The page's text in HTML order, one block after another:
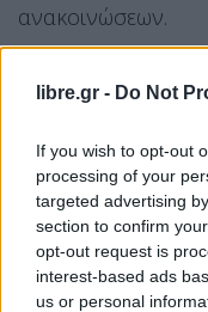
libre.gr - Do Not
If you wish to opt-out
processing of your
targeted advertising
section to confirm
opt-out request is
interest-based ads
us or personal
ανακοινώσεων.